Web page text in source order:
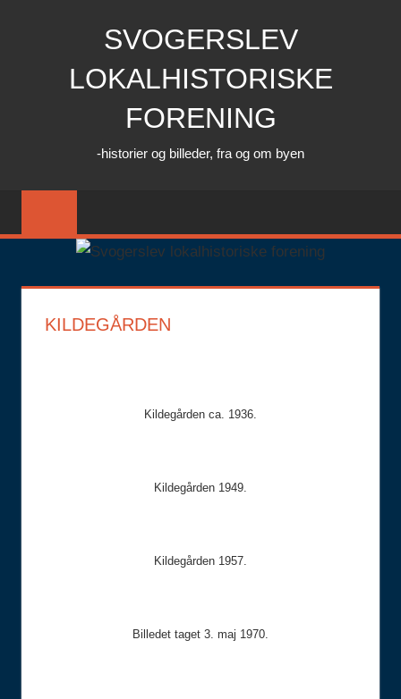
SVOGERSLEV
LOKALHISTORISKE
FORENING
-historier og billeder, fra og om byen
KILDEGÅRDEN
Kildegården ca. 1936.
Kildegården 1949.
Kildegården 1957.
Billedet taget 3. maj 1970.